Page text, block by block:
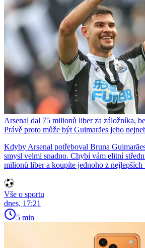
Arsenal dal 75 milionů liber za záložníka,
Právě proto může být Guimarães jeho
Kdyby Arsenal potřeboval Bruna
smysl velmi snadno. Chybí vám elitní
milionů liber a koupíte jednoho z nejlepších
Vše o sportu
dnes, 17:21
5 min